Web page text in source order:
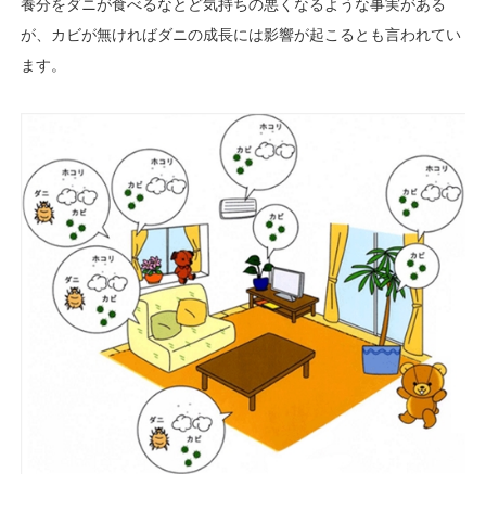
養分をダニが食べるなとど気持ちの悪くなるような事実がある
が、カビが無ければダニの成長には影響が起こるとも言われてい
ます。